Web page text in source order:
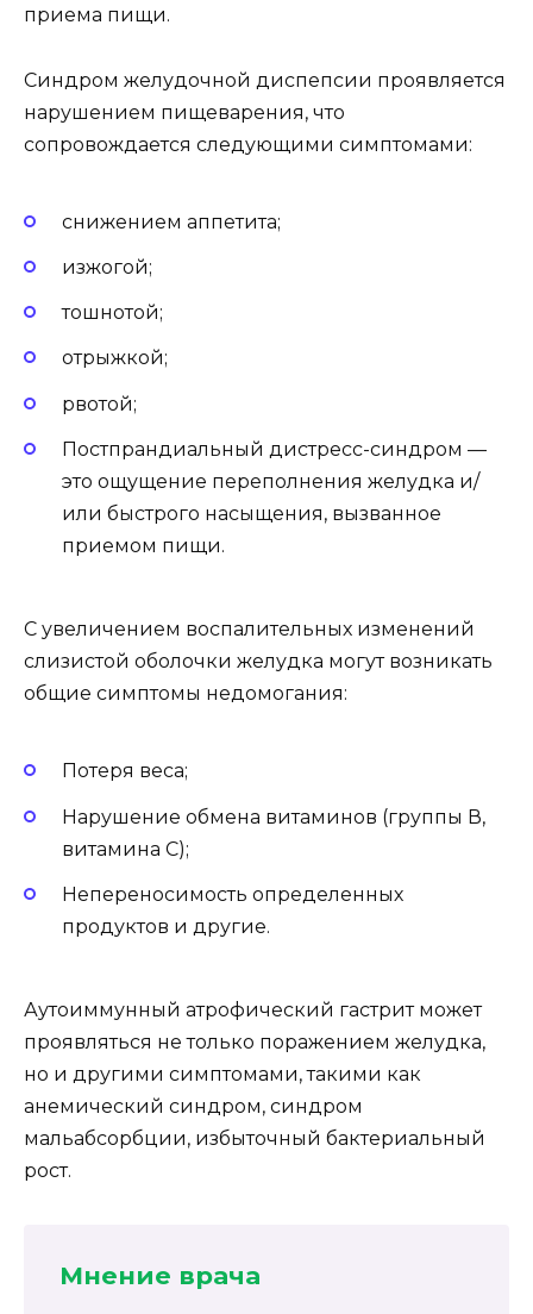
приема пищи.
Синдром желудочной диспепсии проявляется
нарушением пищеварения, что
сопровождается следующими симптомами:
снижением аппетита;
изжогой;
тошнотой;
отрыжкой;
рвотой;
Постпрандиальный дистресс-синдром —
это ощущение переполнения желудка и/
или быстрого насыщения, вызванное
приемом пищи.
С увеличением воспалительных изменений
слизистой оболочки желудка могут возникать
общие симптомы недомогания:
Потеря веса;
Нарушение обмена витаминов (группы В,
витамина С);
Непереносимость определенных
продуктов и другие.
Аутоиммунный атрофический гастрит может
проявляться не только поражением желудка,
но и другими симптомами, такими как
анемический синдром, синдром
мальабсорбции, избыточный бактериальный
рост.
Мнение врача